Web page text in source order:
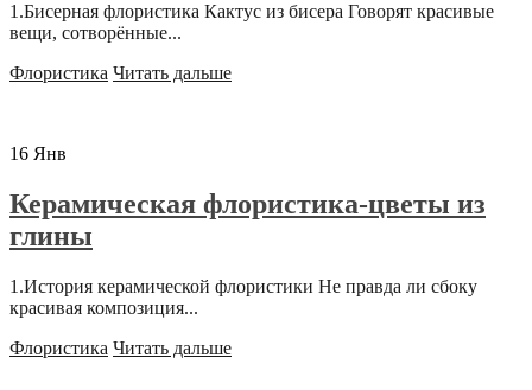
1.Бисерная флористика Кактус из бисера Говорят красивые
вещи, сотворённые...
Флористика Читать дальше
16 Янв
Керамическая флористика-цветы из
глины
1.История керамической флористики Не правда ли сбоку
красивая композиция...
Флористика Читать дальше